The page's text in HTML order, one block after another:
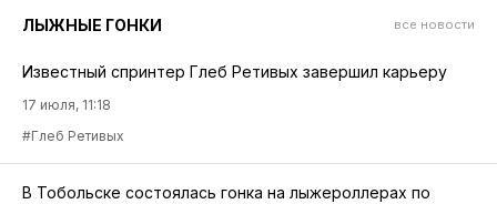
ЛЫЖНЫЕ ГОНКИ все новости
Известный спринтер Глеб Ретивых завершил карьеру
17 июля, 11:18
#Глеб Ретивых
В Тобольске состоялась гонка на лыжероллерах по